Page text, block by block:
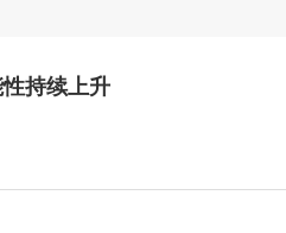
持续上升